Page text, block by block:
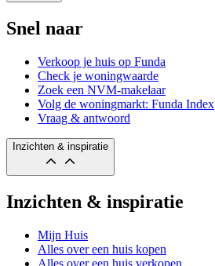
Snel naar
Verkoop je huis op Funda
Check je woningwaarde
Zoek een NVM-makelaar
Volg de woningmarkt: Funda Index
Vraag & antwoord
Inzichten & inspiratie
Inzichten & inspiratie
Mijn Huis
Alles over een huis kopen
Alles over een huis verkopen